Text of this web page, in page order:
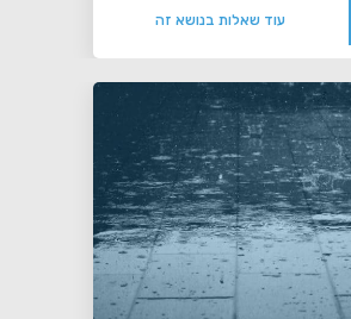
עוד שאלות בנושא זה